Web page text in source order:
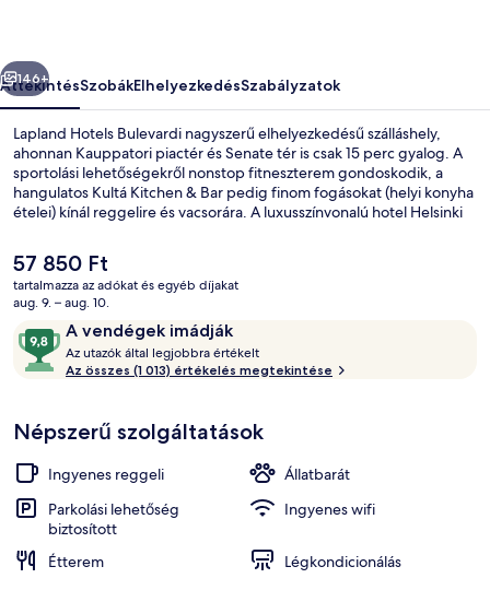
Következő
146+
ÁttekintésSzobákElhelyezkedésSzabályzatok
Lapland Hotels Bulevardi nagyszerű elhelyezkedésű szálláshely,
ahonnan Kauppatori piactér és Senate tér is csak 15 perc gyalog. A
sportolási lehetőségekről nonstop fitneszterem gondoskodik, a
hangulatos Kultá Kitchen & Bar pedig finom fogásokat (helyi konyha
ételei) kínál reggelire és vacsorára. A luxusszínvonalú hotel Helsinki
perc autóval. Más utazók nagyszerű véleménnyel vannak a
szálláshely következő jellemzőiről: segítőkész személyzet és a
szálláshely általános állapota. A tömegközlekedés rövid sétával
megközelíthető: Aleksanterin Teatteri villamosmegálló csak pár
lépés, Fredrikinkatu villamosmegálló pedig 2 perc séta.
A
jelenlegi
ár
57 850 Ft
tartalmazza az adókat és egyéb díjakat
aug. 9. – aug. 10.
ÉrtékelésekA vendégek imádják
9,8
ennyiből:
10,
vendégek
imádják
Az utazók által legjobbra értékelt
z
t
z
ó
k
á
l
Az összes (1 013) értékelés megtekintése
Népszerű szolgáltatások
Ingyenes reggeli
Állatbarát
Parkolási lehetőség
biztosított
Ingyenes wifi
Étterem
Légkondicionálás